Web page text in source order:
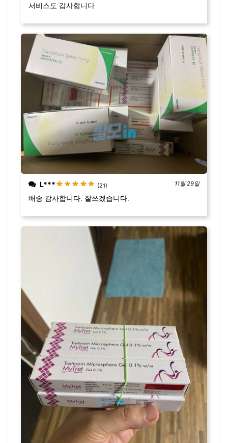
서비스도 감사합니다
L*** (21) 11월 29일
배송 감사합니다. 잘쓰겠습니다.